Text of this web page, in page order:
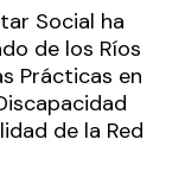
Social ha
de los Ríos
Prácticas en
de la Red